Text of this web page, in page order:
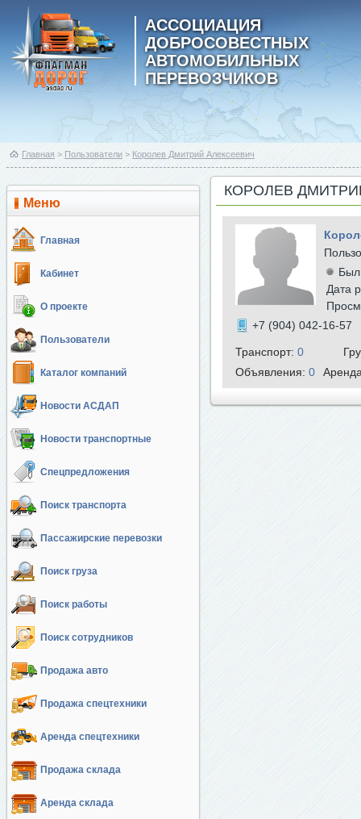
АССОЦИАЦИЯ
ДОБРОСОВЕСТНЫХ
АВТОМОБИЛЬНЫХ
ПЕРЕВОЗЧИКОВ
Главная > Пользователи > Королев Дмитрий Алексеевич
Меню
Главная
Кабинет
О проекте
Пользователи
Каталог компаний
Новости АСДАП
Новости транспортные
Спецпредложения
Поиск транспорта
Пассажирские перевозки
Поиск груза
Поиск работы
Поиск сотрудников
Продажа авто
Продажа спецтехники
Аренда спецтехники
Продажа склада
Аренда склада
КОРОЛЕВ
Был
Дата
+7 (904) 042-16-57
Транспорт: 0
Объявления: 0